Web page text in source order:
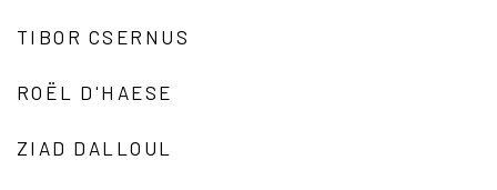
TIBOR CSERNUS
ROËL D'HAESE
ZIAD DALLOUL